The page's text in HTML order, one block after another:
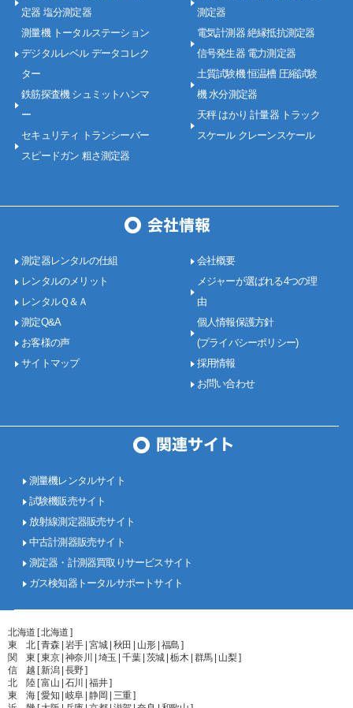
定器 塩分測定器
測量機 トータルステーション
デジタルレベル データコレク
ター
鉄筋探査機 シュミットハンマ
ー
セキュリティ トランシーバー
スピードガン 粗さ測定器
測定器
電気計測器 絶縁抵抗測定器
信号発生器 電力測定器
土質試験機 恒温槽 圧縮試験
機 水分測定器
天秤 はかり 計量器 トラック
スケール クレーンスケール
測定器レンタルの仕組
レンタルのメリット
レンタルＱ＆Ａ
測定Q&A
お客様の声
サイトマップ
会社概要
メジャーが選ばれる4つの理
由
個人情報保護方針
(プライバシーポリシー)
採用情報
お問い合わせ
測量機レンタルサイト
試験機販売サイト
放射線測定器販売サイト
中古計測器販売サイト
測定器・計測器買取りサービスサイト
ガス検知器トータルサポートサイト
北海道 [ 北海道 ]
東 北 [ 青森 | 岩手 | 宮城 | 秋田 | 山形 | 福島 ]
関 東 [ 東京 | 神奈川 | 埼玉 | 千葉 | 茨城 | 栃木 | 群馬 | 山梨 ]
信 越 [ 新潟 | 長野 ]
北 陸 [ 富山 | 石川 | 福井 ]
東 海 [ 愛知 | 岐阜 | 静岡 | 三重 ]